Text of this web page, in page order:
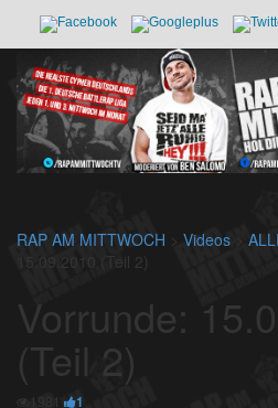
RAP AM MITTWOCH Videos
15.09.2010 (Teil 2)
Vorrunde:
(Teil 2)
1981 1